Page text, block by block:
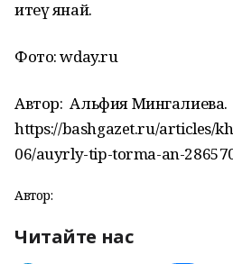
итеү янай.
Фото: wday.ru
Автор: Альфия Мингалиева.
https://bashgazet.ru/articles/
06/auyrly-tip-torma-an-
Автор:
Читайте нас